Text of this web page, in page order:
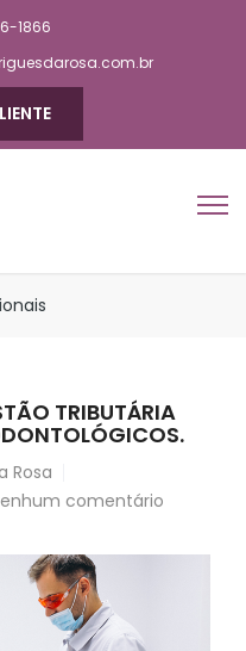
1866
TRIBUTÁRIA
Rosa
comentário